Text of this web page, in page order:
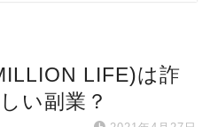
LIFE)は詐
い副業？